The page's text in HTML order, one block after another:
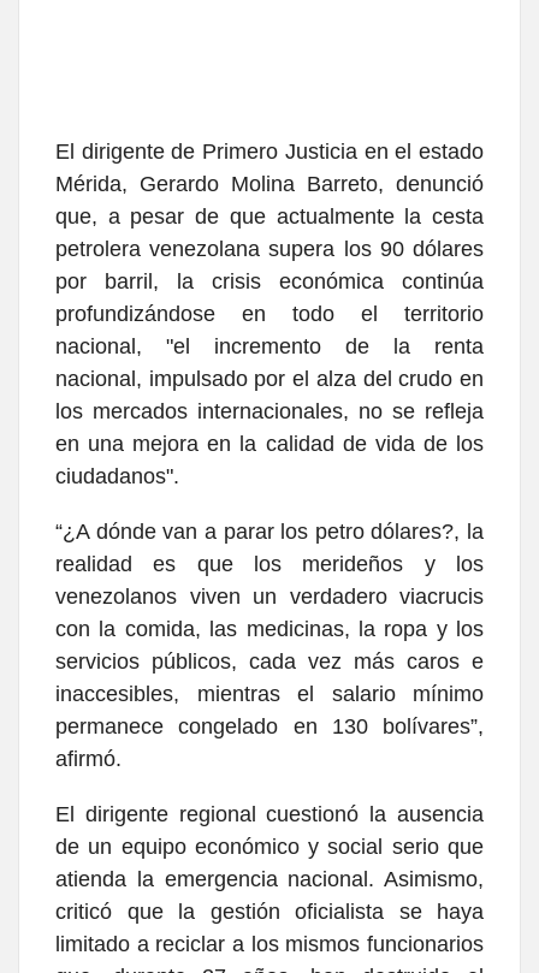
El dirigente de Primero Justicia en el estado
Mérida, Gerardo Molina Barreto, denunció
que, a pesar de que actualmente la cesta
petrolera venezolana supera los 90 dólares
por barril, la crisis económica continúa
profundizándose en todo el territorio
nacional, "el incremento de la renta
nacional, impulsado por el alza del crudo en
los mercados internacionales, no se refleja
en una mejora en la calidad de vida de los
ciudadanos".
“¿A dónde van a parar los petro dólares?, la
realidad es que los merideños y los
venezolanos viven un verdadero viacrucis
con la comida, las medicinas, la ropa y los
servicios públicos, cada vez más caros e
inaccesibles, mientras el salario mínimo
permanece congelado en 130 bolívares”,
afirmó.
El dirigente regional cuestionó la ausencia
de un equipo económico y social serio que
atienda la emergencia nacional. Asimismo,
criticó que la gestión oficialista se haya
limitado a reciclar a los mismos funcionarios